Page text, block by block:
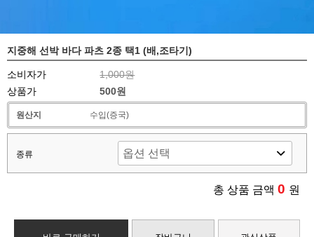
지중해 선박 바다 파츠 2종 택1 (배,조타기)
소비자가
1,000원
상품가
500원
원산지 수입(증국)
종류
총 상품 금액 0 원